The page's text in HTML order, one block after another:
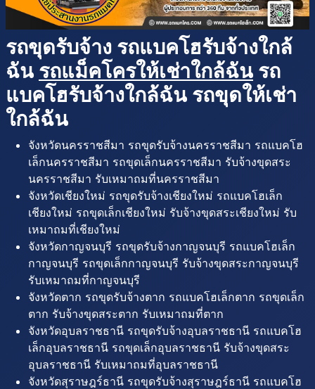
รถขุดรับจ้าง รถแบคโฮรับจ้างใกล้
ฉัน รถแม็คโครให้เช่าใกล้ฉัน รถ
แบคโฮรับจ้างใกล้ฉัน รถขุดให้เช่า
ใกล้ฉัน
จังหวัดนครราชสีมา รถขุดรับจ้างนครราชสีมา รถแบคโฮ
เล็กนครราชสีมา รถขุดเล็กนครราชสีมา รับจ้างขุดสระ
นครราชสีมา รับเหมาถมที่นครราชสีมา
จังหวัดเชียงใหม่ รถขุดรับจ้างเชียงใหม่ รถแบคโฮเล็ก
เชียงใหม่ รถขุดเล็กเชียงใหม่ รับจ้างขุดสระเชียงใหม่ รับ
เหมาถมที่เชียงใหม่
จังหวัดกาญจนบุรี รถขุดรับจ้างกาญจนบุรี รถแบคโฮเล็ก
กาญจนบุรี รถขุดเล็กกาญจนบุรี รับจ้างขุดสระกาญจนบุรี
รับเหมาถมที่กาญจนบุรี
จังหวัดตาก รถขุดรับจ้างตาก รถแบคโฮเล็กตาก รถขุดเล็ก
ตาก รับจ้างขุดสระตาก รับเหมาถมที่ตาก
จังหวัดอุบลราชธานี รถขุดรับจ้างอุบลราชธานี รถแบคโฮ
เล็กอุบลราชธานี รถขุดเล็กอุบลราชธานี รับจ้างขุดสระ
อุบลราชธานี รับเหมาถมที่อุบลราชธานี
จังหวัดสุราษฎร์ธานี รถขุดรับจ้างสุราษฎร์ธานี รถแบคโฮ